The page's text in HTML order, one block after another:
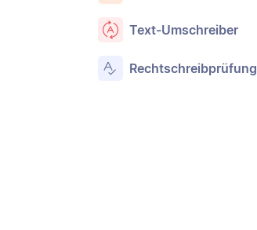
Text-Umschreiber
Rechtschreibprüfung